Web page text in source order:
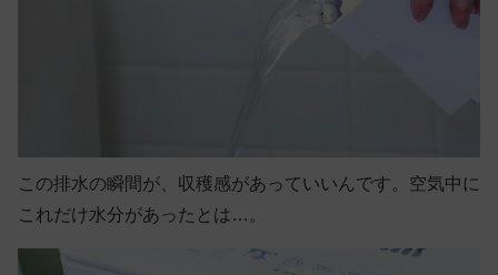
この排水の瞬間が、収穫感があっていいんです。空気中に
これだけ水分があったとは…。